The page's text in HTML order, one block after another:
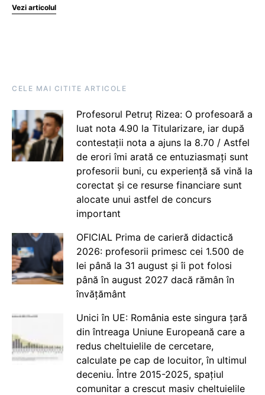
Vezi articolul
CELE MAI CITITE ARTICOLE
Profesorul Petruț Rizea: O profesoară a
luat nota 4.90 la Titularizare, iar după
contestații nota a ajuns la 8.70 / Astfel
de erori îmi arată ce entuziasmați sunt
profesorii buni, cu experiență să vină la
corectat și ce resurse financiare sunt
alocate unui astfel de concurs
important
OFICIAL Prima de carieră didactică
2026: profesorii primesc cei 1.500 de
lei până la 31 august și îi pot folosi
până în august 2027 dacă rămân în
învățământ
Unici în UE: România este singura țară
din întreaga Uniune Europeană care a
redus cheltuielile de cercetare,
calculate pe cap de locuitor, în ultimul
deceniu. Între 2015-2025, spațiul
comunitar a crescut masiv cheltuielile